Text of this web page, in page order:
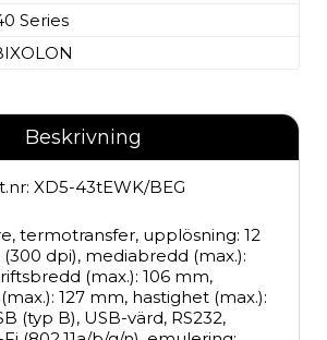
Series
Beskrivning
XD5-43tEWK/BEG
termotransfer, upplösning: 12
dpi), mediabredd (max.):
(max.): 106 mm,
127 mm, hastighet (max.):
(typ B), USB-värd, RS232,